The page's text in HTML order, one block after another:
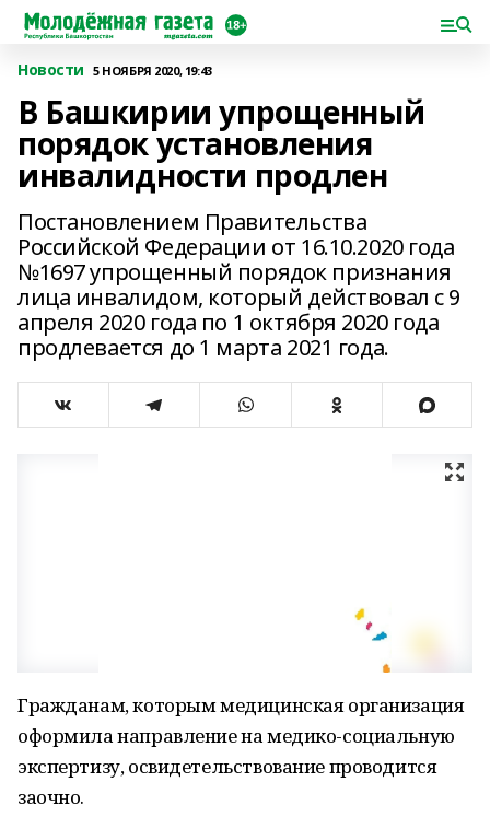
Новости 5 НОЯБРЯ 2020, 19:43
В Башкирии упрощенный
порядок установления
инвалидности продлен
Постановлением Правительства
Российской Федерации от 16.10.2020 года
№1697 упрощенный порядок признания
лица инвалидом, который действовал с 9
апреля 2020 года по 1 октября 2020 года
продлевается до 1 марта 2021 года.
Гражданам, которым медицинская организация
оформила направление на медико-социальную
экспертизу, освидетельствование проводится
заочно.